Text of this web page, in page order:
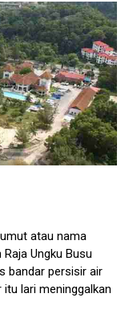
atau nama
Ungku Busu
bandar persisir air
lari meninggalkan